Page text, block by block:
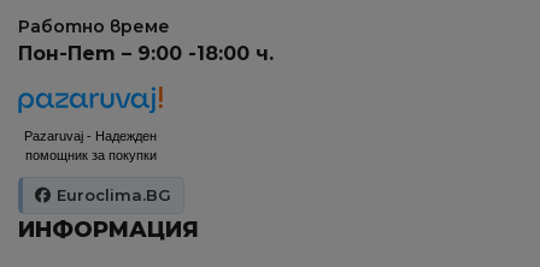
Работно време
Пон-Пет – 9:00 -18:00 ч.
Pazaruvaj - Надежден
помощник за покупки
Euroclima.BG
ИНФОРМАЦИЯ